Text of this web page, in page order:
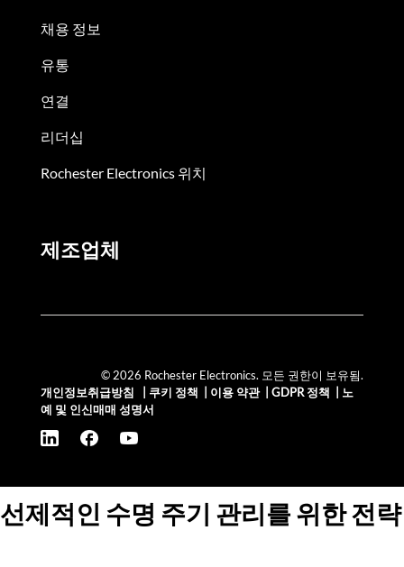
채용 정보
유통
연결
리더십
Rochester Electronics 위치
제조업체
© 2026 Rochester Electronics. 모든 권한이 보유됨.
개인정보취급방침
쿠키 정책 이용 약관| GDPR 정책
노
예 및 인신매매 성명서
선제적인 수명 주기 관리를 위한 전략